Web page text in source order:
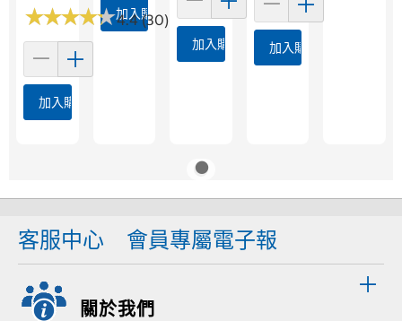
★★★★★
★★★★★4.4 (30)
加入購物車
加入購物車
加入購物車 加入購物車
客服中心 會員專屬電子報
關於我們